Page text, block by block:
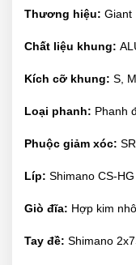
Thương hiệu: Giant
Chất liệu khung:
Kích cỡ khung: S, M
Loại phanh: Phanh
Phuộc giảm xóc:
Líp: Shimano CS-
Giò đĩa: Hợp kim
Tay đề: Shimano